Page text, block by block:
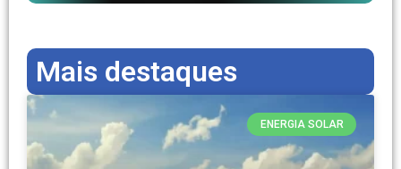
Mais destaques
ENERGIA SOLAR